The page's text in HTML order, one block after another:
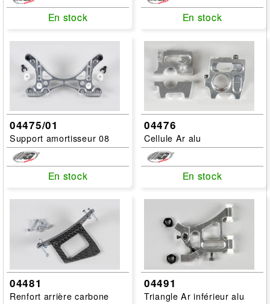
En stock
En stock En stock
En stock
04475/01
Support amortisseur 08
En stock
En stock
04476
Cellule Ar alu
En stock
En stock
04481
Renfort arrière carbone
04491
Triangle Ar inférieur alu